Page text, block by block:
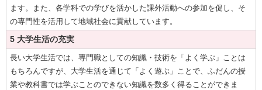
ます。また、各学科での学びを活かした課外活動への参加を促し、そ
の専門性を活用して地域社会に貢献しています。
5 大学生活の充実
長い大学生活では、専門職としての知識・技術を「よく学ぶ」ことは
もちろんですが、大学生活を通じて「よく遊ぶ」ことで、ふだんの授
業や教科書では学ぶことのできない知識を数多く得ることができま